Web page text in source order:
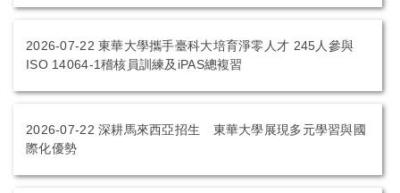
2026-07-22東華大學攜手臺科大培育淨零人才 245人參與
ISO 14064-1稽核員訓練及iPAS總複習
2026-07-22深耕馬來西亞招生 東華大學展現多元學習與國
際化優勢